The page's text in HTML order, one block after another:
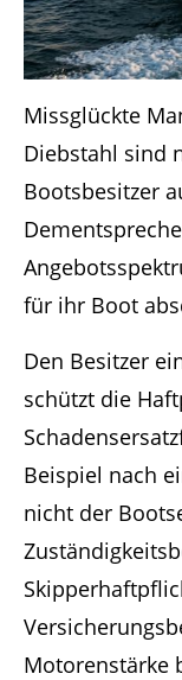
Missglückte
Diebstahl sind
Bootsbesitzer
für ihr Boot
Den Besitzer
schützt die
Beispiel nach
nicht der
Motorenstärke